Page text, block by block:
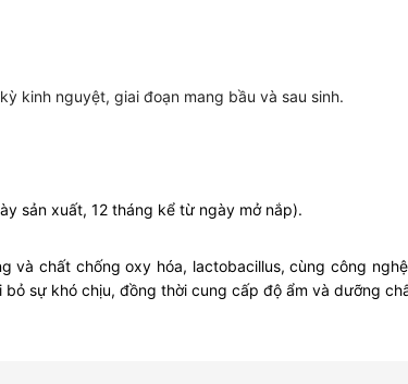
kinh nguyệt, giai đoạn mang bầu và sau sinh.
sản xuất, 12 tháng kể từ ngày mở nắp).
và chất chống oxy hóa, lactobacillus, cùng công
sự khó chịu, đồng thời cung cấp độ ẩm và dưỡng